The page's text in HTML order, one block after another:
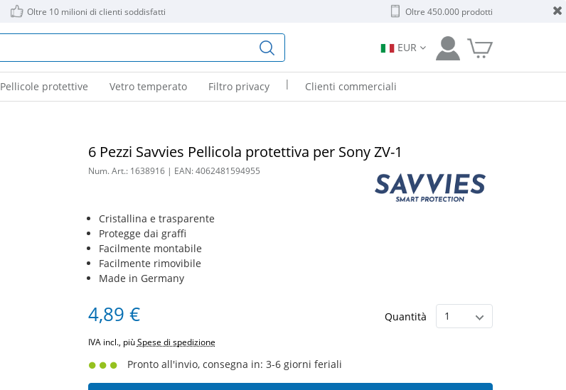
Oltre 10 milioni di clienti soddisfatti Oltre 450.000 prodotti
EUR
Pellicole protettive Vetro temperato Filtro privacy | Clienti commerciali
6 Pezzi Savvies Pellicola protettiva per Sony ZV-1
Num. Art.: 1638916| EAN:4062481594955
Cristallina e trasparente
Protegge dai graffi
Facilmente montabile
Facilmente rimovibile
Made in Germany
4,89 € Quantità
IVA incl., piùSpese di spedizione
Pronto all'invio, consegna in: 3-6 giorni feriali